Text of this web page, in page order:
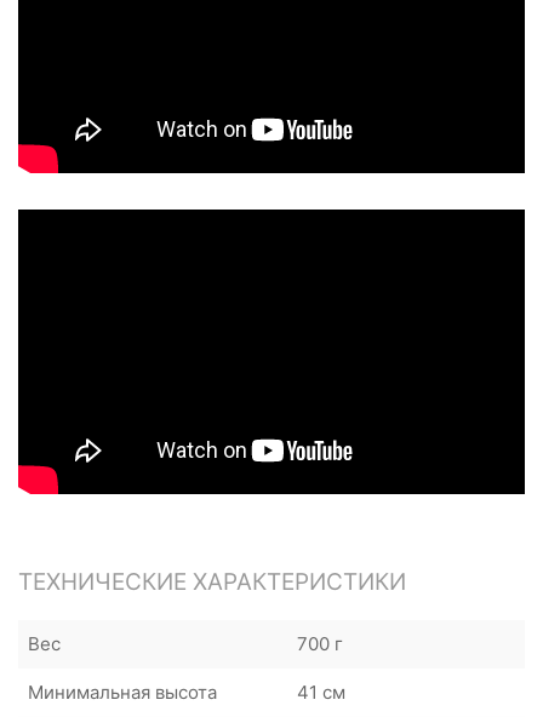
ТЕХНИЧЕСКИЕ ХАРАКТЕРИСТИКИ
Вес 700 г
Минимальная высота 41 см